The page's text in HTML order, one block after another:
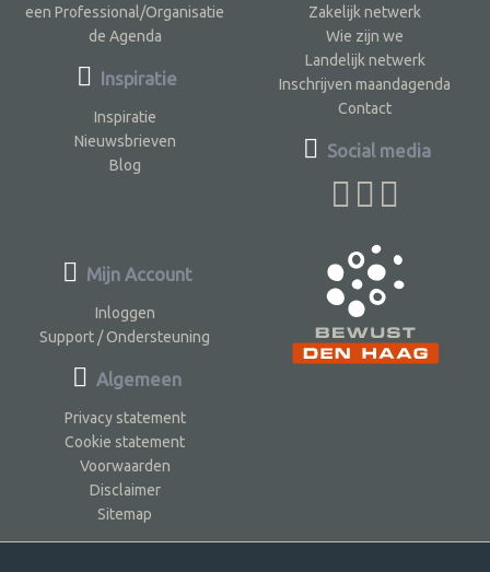
een Professional/Organisatie
de Agenda
Inspiratie
Inspiratie
Nieuwsbrieven
Blog
Zakelijk netwerk
Wie zijn we
Landelijk netwerk
Inschrijven maandagenda
Contact
Social media
Mijn Account
Inloggen
Support / Ondersteuning
Algemeen
Privacy statement
Cookie statement
Voorwaarden
Disclaimer
Sitemap